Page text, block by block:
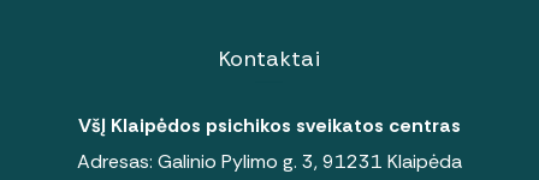
Kontaktai
VšĮ Klaipėdos psichikos sveikatos centras
Adresas: Galinio Pylimo g. 3, 91231 Klaipėda